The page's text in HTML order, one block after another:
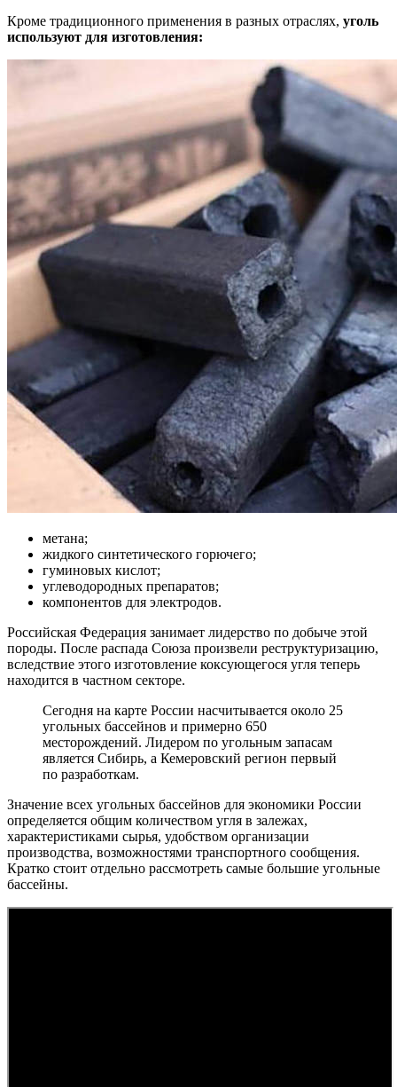
Кроме традиционного применения в разных отраслях, уголь
используют для изготовления:
метана;
жидкого синтетического горючего;
гуминовых кислот;
углеводородных препаратов;
компонентов для электродов.
Российская Федерация занимает лидерство по добыче этой
породы. После распада Союза произвели реструктуризацию,
вследствие этого изготовление коксующегося угля теперь
находится в частном секторе.
Сегодня на карте России насчитывается около 25
угольных бассейнов и примерно 650
месторождений. Лидером по угольным запасам
является Сибирь, а Кемеровский регион первый
по разработкам.
Значение всех угольных бассейнов для экономики России
определяется общим количеством угля в залежах,
характеристиками сырья, удобством организации
производства, возможностями транспортного сообщения.
Кратко стоит отдельно рассмотреть самые большие угольные
бассейны.